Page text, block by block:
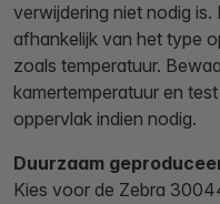
verwijdering niet nodig
afhankelijk van het type
zoals temperatuur.
kamertemperatuur en
oppervlak indien nodig.
Duurzaam
Kies voor de Zebra